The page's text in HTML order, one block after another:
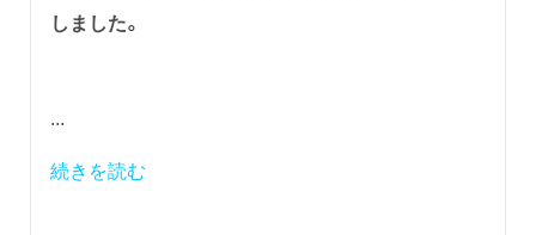
しました。
...
続きを読む